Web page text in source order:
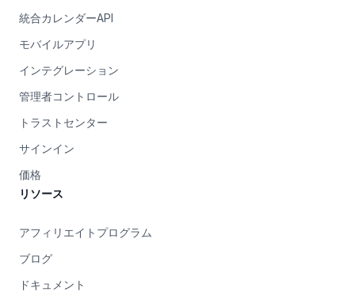
統合カレンダーAPI
モバイルアプリ
インテグレーション
管理者コントロール
トラストセンター
サインイン
価格
リソース
アフィリエイトプログラム
ブログ
ドキュメント